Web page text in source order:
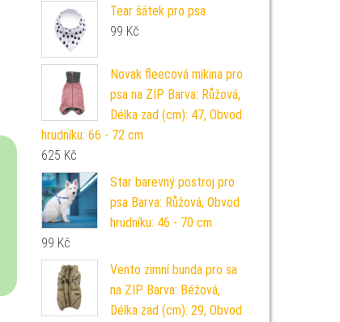
Tear šátek pro psa
99 Kč
Novak fleecová mikina pro
psa na ZIP Barva: Růžová,
Délka zad (cm): 47, Obvod
hrudníku: 66 - 72 cm
625 Kč
Star barevný postroj pro
psa Barva: Růžová, Obvod
hrudníku: 46 - 70 cm
99 Kč
Vento zimní bunda pro sa
na ZIP Barva: Béžová,
Délka zad (cm): 29, Obvod